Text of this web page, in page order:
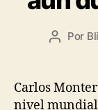
Autor
entrada
Por
Carlos
nivel